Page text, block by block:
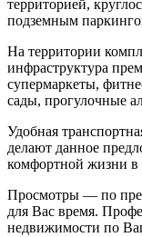
территорией,
подземным
На территории
инфраструктура
супермаркеты,
сады, прогулочные
Удобная
делают данное
комфортной жизни в
Просмотры — по
для Вас время.
недвижимости по